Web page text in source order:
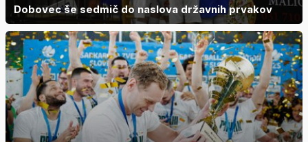
Dobovec še sedmič do naslova državnih prvakov